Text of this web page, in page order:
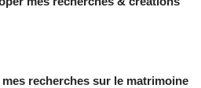
recherches sur le matrimoine